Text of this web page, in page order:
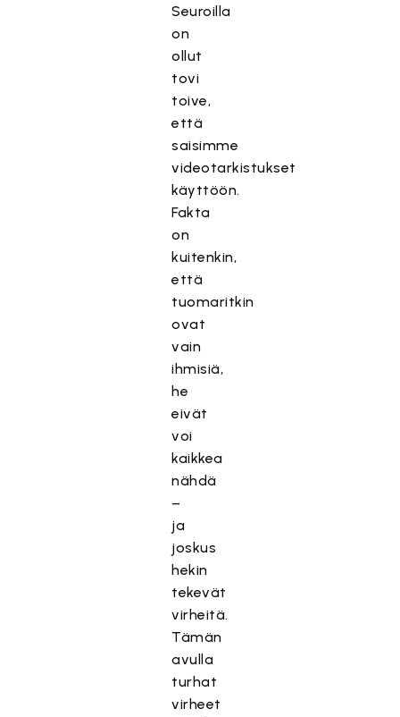
Seuroilla
on
ollut
tovi
toive,
että
saisimme
videotarkistukset
käyttöön.
Fakta
on
kuitenkin,
että
tuomaritkin
ovat
vain
ihmisiä,
he
eivät
voi
kaikkea
nähdä
–
ja
joskus
hekin
tekevät
virheitä.
Tämän
avulla
turhat
virheet